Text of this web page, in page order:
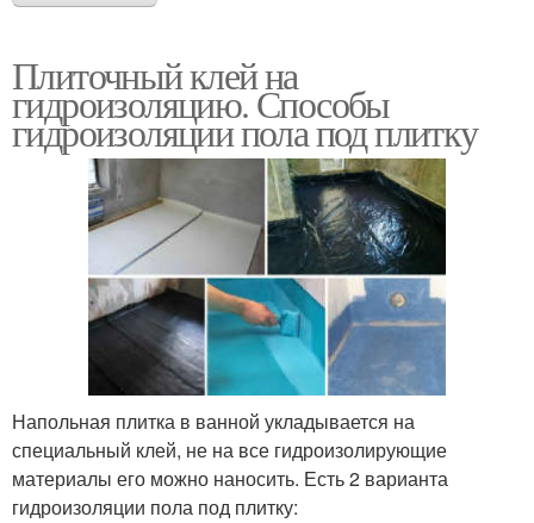
Плиточный клей на
гидроизоляцию. Способы
гидроизоляции пола под плитку
Напольная плитка в ванной укладывается на
специальный клей, не на все гидроизолирующие
материалы его можно наносить. Есть 2 варианта
гидроизоляции пола под плитку: